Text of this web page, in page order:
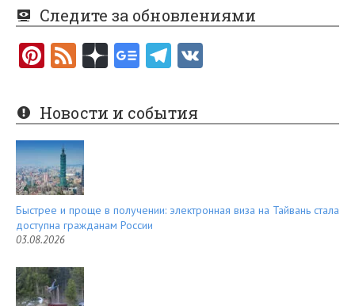
Следите за обновлениями
Pi
er
es
t
F
e
d
Новости и события
Быстрее и проще в получении: электронная виза на Тайвань стала
доступна гражданам России
03.08.2026